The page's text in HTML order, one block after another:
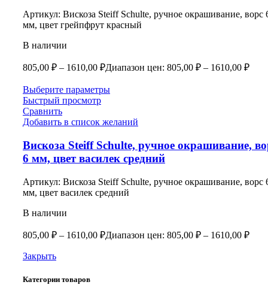
Артикул: Вискоза Steiff Schulte, ручное окрашивание, ворс
мм, цвет грейпфрут красный
В наличии
805,00 ₽ – 1610,00 ₽Диапазон цен: 805,00 ₽ – 1610,00 ₽
Выберите параметры
Быстрый просмотр
Сравнить
Добавить в список желаний
Вискоза Steiff Schulte, ручное окрашивание,
6 мм, цвет василек средний
Артикул: Вискоза Steiff Schulte, ручное окрашивание, ворс
мм, цвет василек средний
В наличии
805,00 ₽ – 1610,00 ₽Диапазон цен: 805,00 ₽ – 1610,00 ₽
Закрыть
Категории товаров